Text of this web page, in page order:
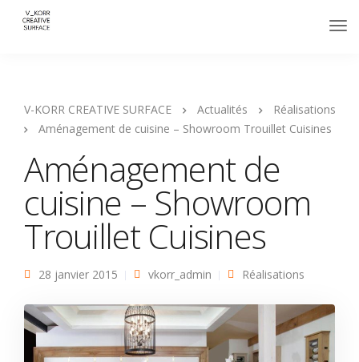
V-KORR CREATIVE SURFACE Actualités
Réalisations
Aménagement de cuisine – Showroom Trouillet Cuisines
Aménagement de
cuisine – Showroom
Trouillet Cuisines
28 janvier 2015 vkorr_admin Réalisations